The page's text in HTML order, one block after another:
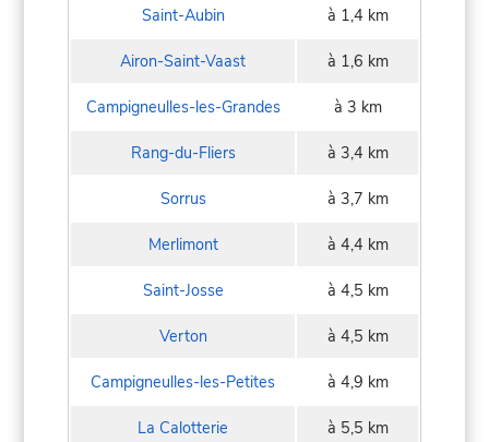
Saint-Aubin à 1,4 km
Airon-Saint-Vaast à 1,6 km
Campigneulles-les-Grandes à 3 km
Rang-du-Fliers à 3,4 km
Sorrus à 3,7 km
Merlimont à 4,4 km
Saint-Josse à 4,5 km
Verton à 4,5 km
Campigneulles-les-Petites à 4,9 km
La Calotterie à 5,5 km